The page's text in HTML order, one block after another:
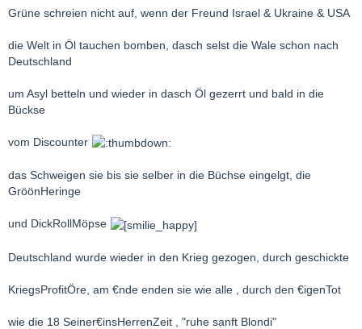
Grüne schreien nicht auf, wenn der Freund Israel & Ukraine & USA
die Welt in Öl tauchen bomben, dasch selst die Wale schon nach
Deutschland
um Asyl betteln und wieder in dasch Öl gezerrt und bald in die
Bückse
vom Discounter
das Schweigen sie bis sie selber in die Büchse eingelgt, die
GröönHeringe
und DickRollMöpse
Deutschland wurde wieder in den Krieg gezogen, durch geschickte
KriegsProfitÖre, am €nde enden sie wie alle , durch den €igenTot
wie die 18 Seiner€insHerrenZeit , "ruhe sanft Blondi"